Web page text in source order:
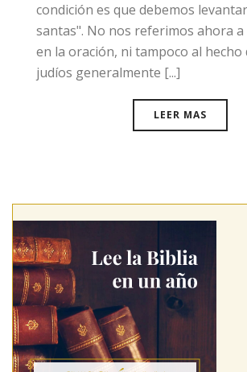
condición es que debemos
santas". No nos referimos ahora
en la oración, ni tampoco al hecho
judíos generalmente [...]
LEER MAS